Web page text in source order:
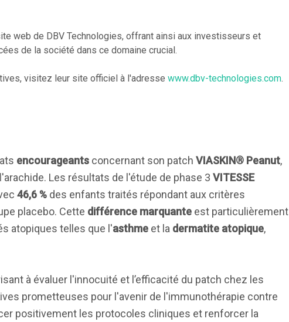
web de DBV Technologies, offrant ainsi aux investisseurs et
de la société dans ce domaine crucial.
visitez leur site officiel à l'adresse www.dbv-technologies.com.
encourageants concernant son patch VIASKIN® Peanut,
Les résultats de l'étude de phase 3 VITESSE
46,6 % des enfants traités répondant aux critères
placebo. Cette différence marquante est particulièrement
atopiques telles que l'asthme et la dermatite atopique,
à évaluer l'innocuité et l’efficacité du patch chez les
prometteuses pour l'avenir de l'immunothérapie contre
positivement les protocoles cliniques et renforcer la